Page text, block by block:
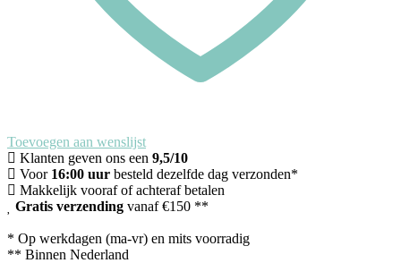
Toevoegen aan wenslijst
Klanten geven ons een 9,5/10
Voor 16:00 uur besteld dezelfde dag verzonden*
Makkelijk vooraf of achteraf betalen
Gratis verzending vanaf €150 **
* Op werkdagen (ma-vr) en mits voorradig
** Binnen Nederland